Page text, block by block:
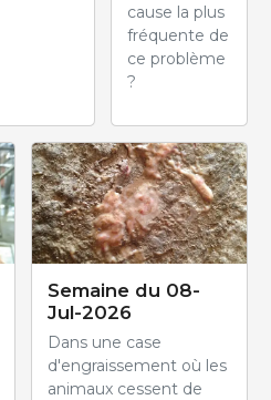
cause la plus
fréquente de
ce problème
?
Semaine du 08-
Jul-2026
Dans une case
d'engraissement où les
animaux cessent de